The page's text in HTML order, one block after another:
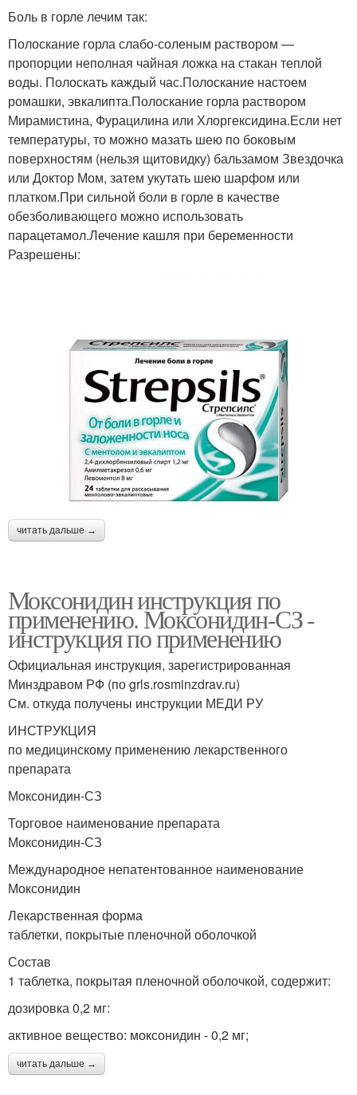
Боль в горле лечим так:
Полоскание горла слабо-соленым раствором —
пропорции неполная чайная ложка на стакан теплой
воды. Полоскать каждый час.Полоскание настоем
ромашки, эвкалипта.Полоскание горла раствором
Мирамистина, Фурацилина или Хлоргексидина.Если нет
температуры, то можно мазать шею по боковым
поверхностям (нельзя щитовидку) бальзамом Звездочка
или Доктор Мом, затем укутать шею шарфом или
платком.При сильной боли в горле в качестве
обезболивающего можно использовать
парацетамол.Лечение кашля при беременности
Разрешены:
читать дальше →
Моксонидин инструкция по
применению. Моксонидин-СЗ -
инструкция по применению
Официальная инструкция, зарегистрированная
Минздравом РФ (по grls.rosminzdrav.ru)
См. откуда получены инструкции МЕДИ РУ
ИНСТРУКЦИЯ
по медицинскому применению лекарственного
препарата
Моксонидин-СЗ
Торговое наименование препарата
Моксонидин-СЗ
Международное непатентованное наименование
Моксонидин
Лекарственная форма
таблетки, покрытые пленочной оболочкой
Состав
1 таблетка, покрытая пленочной оболочкой, содержит:
дозировка 0,2 мг:
активное вещество: моксонидин - 0,2 мг;
читать дальше →